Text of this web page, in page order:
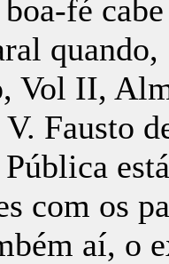
fé
quando,
Vol II,
Fausto
com os
aí, o